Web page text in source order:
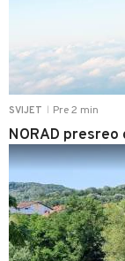
SVIJET Pre 2 min
NORAD presreo